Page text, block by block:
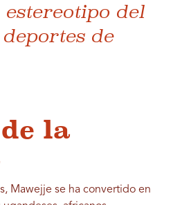
del
de
la
Mawejje se ha convertido en